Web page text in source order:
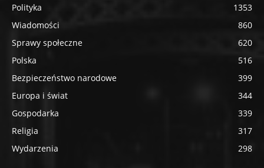
Polityka
1353
Wiadomości
860
Sprawy społeczne
620
Polska
516
Bezpieczeństwo narodowe
399
Europa i świat
344
Gospodarka
339
Religia
317
Wydarzenia
298